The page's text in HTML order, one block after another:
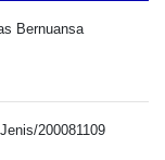
Bernuansa
200081109